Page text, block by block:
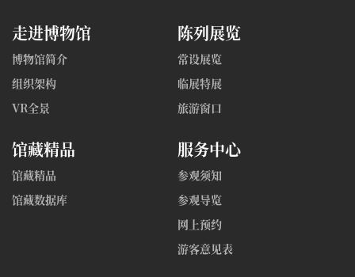
走进博物馆
博物馆简介
组织架构
VR全景
陈列展览
常设展览
临展特展
旅游窗口
馆藏精品
馆藏精品
馆藏数据库
服务中心
参观须知
参观导览
网上预约
游客意见表